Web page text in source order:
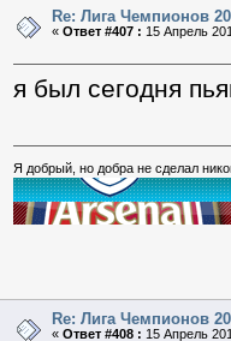
Re: Лига Чемпионов
«Ответ #407 : 15 Апрель
я был сегодня
Я добрый, но добра не сделал
Re: Лига Чемпионов
«Ответ #408 : 15 Апрель